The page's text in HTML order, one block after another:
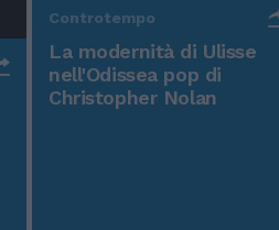
Controtempo
La modernità di Ulisse
nell'Odissea pop di
Christopher Nolan